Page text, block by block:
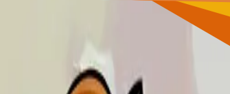
ձեր անձնական մենթորի հետ: